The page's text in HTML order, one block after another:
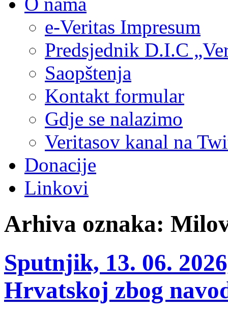
e-Veritas Impresum
Predsjednik D.I.C
Saopštenja
Kontakt formular
Gdje se nalazimo
Veritasov kanal na
Donacije
Linkovi
Arhiva oznaka:
Sputnjik, 13. 06.
Hrvatskoj zbog